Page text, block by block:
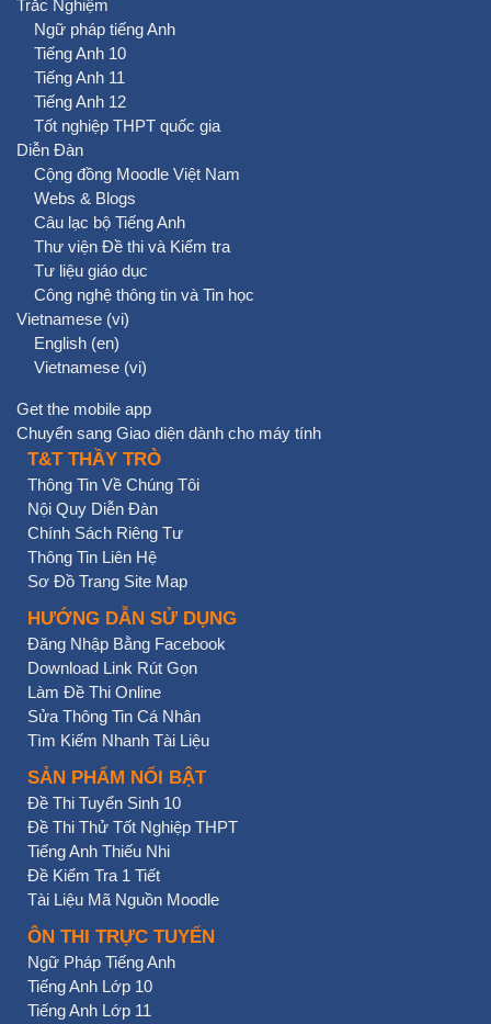
Trắc Nghiệm
Ngữ pháp tiếng Anh
Tiếng Anh 10
Tiếng Anh 11
Tiếng Anh 12
Tốt nghiệp THPT quốc gia
Diễn Đàn
Cộng đồng Moodle Việt Nam
Webs & Blogs
Câu lạc bộ Tiếng Anh
Thư viện Đề thi và Kiểm tra
Tư liệu giáo dục
Công nghệ thông tin và Tin học
Vietnamese ‎(vi)‎
English ‎(en)‎
Vietnamese ‎(vi)‎
Get the mobile app
Chuyển sang Giao diện dành cho máy tính
T&T THẦY TRÒ
Thông Tin Về Chúng Tôi
Nội Quy Diễn Đàn
Chính Sách Riêng Tư
Thông Tin Liên Hệ
Sơ Đồ Trang Site Map
HƯỚNG DẪN SỬ DỤNG
Đăng Nhập Bằng Facebook
Download Link Rút Gọn
Làm Đề Thi Online
Sửa Thông Tin Cá Nhân
Tìm Kiếm Nhanh Tài Liệu
SẢN PHẨM NỔI BẬT
Đề Thi Tuyển Sinh 10
Đề Thi Thử Tốt Nghiệp THPT
Tiếng Anh Thiếu Nhi
Đề Kiểm Tra 1 Tiết
Tài Liệu Mã Nguồn Moodle
ÔN THI TRỰC TUYẾN
Ngữ Pháp Tiếng Anh
Tiếng Anh Lớp 10
Tiếng Anh Lớp 11